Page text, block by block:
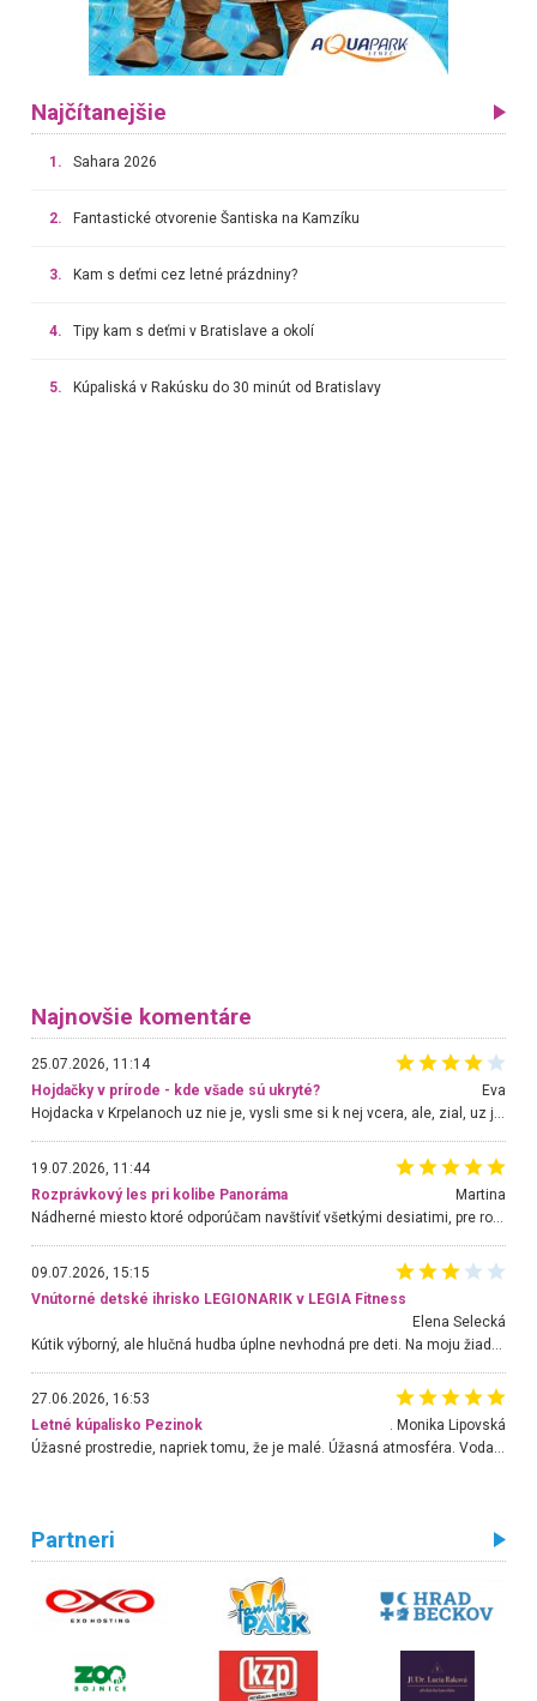
Najčítanejšie
1. Sahara 2026
2. Fantastické otvorenie Šantiska na Kamzíku
3. Kam s deťmi cez letné prázdniny?
4. Tipy kam s deťmi v Bratislave a okolí
5. Kúpaliská v Rakúsku do 30 minút od Bratislavy
Najnovšie komentáre
25.07.2026, 11:14
Hojdačky v prírode - kde všade sú ukryté?
Eva
Hojdacka v Krpelanoch uz nie je, vysli sme si k nej vcera, ale, zial, uz je znicena. Ak sem planujete cestu len kvoli hojdacke, mozete si ju usetrit. Krasny vyhlad je tu vsak aj bez hojdacky :-)
19.07.2026, 11:44
Rozprávkový les pri kolibe Panoráma
Martina
Nádherné miesto ktoré odporúčam navštíviť všetkými desiatimi, pre rodiny s deťmi, dôchodcom... Proste a jednoducho ozaj rozprávkový les.. určite ešte prídeme. Odniesli sme si na pamiatku krásne tričká,
09.07.2026, 15:15
Vnútorné detské ihrisko LEGIONARIK v LEGIA Fitness
Elena Selecká
27.06.2026, 16:53
Letné kúpalisko Pezinok
. Monika Lipovská
Úžasné prostredie, napriek tomu, že je malé. Úžasná atmosféra. Voda fantastická a nádherná. Ľudí je pomerne veľa, ale su mili a ohľaduplní. Je veľmi zaujímavé sledovať, ako dokážu spolu športovať cudzí ľudia a bez ohľadu na vek. Vládne tu pohoda. Vnuka neviem dostať z vody. Ďakujem za krásny deň . Urcite sa sem vrátim. Jediný problém je s parkovaním, ale aj ten sa mi podarilo vyriešiť. Monika Bratislava
Partneri